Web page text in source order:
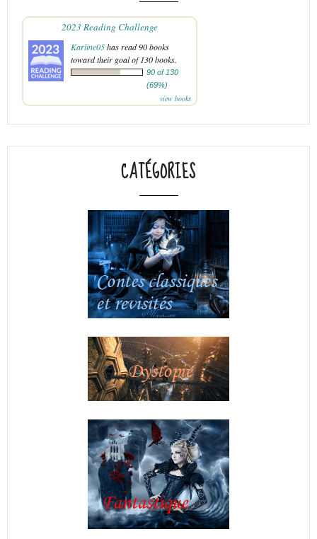
2023 Reading Challenge
Karline05has read 90 books
toward their goal of 130 books.
90 of 130
(69%)
view books
CATÉGORIES